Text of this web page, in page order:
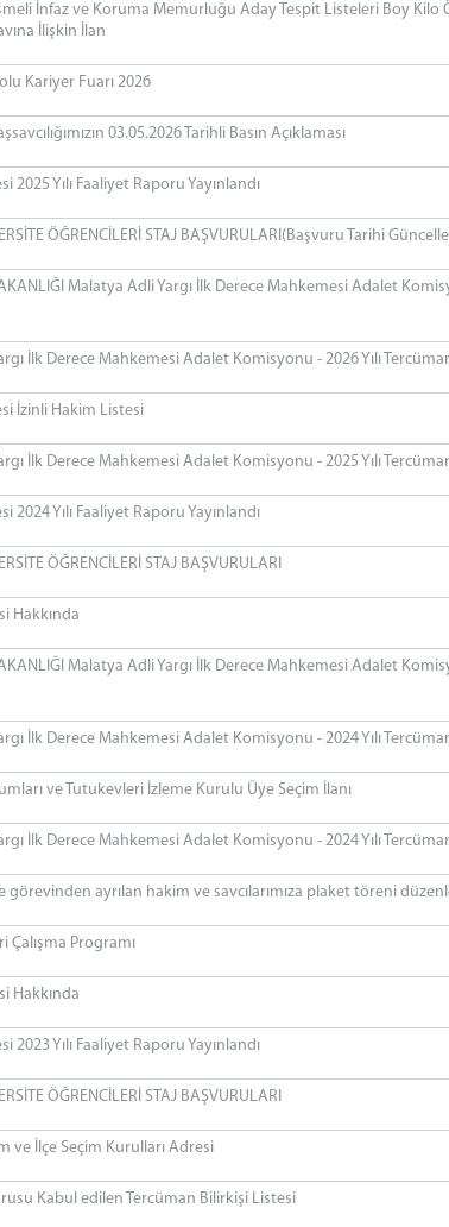
İnfaz ve Koruma Memurluğu Aday Tespit Listeleri Boy
İlişkin İlan
Kariyer Fuarı 2026
03.05.2026 Tarihli Basın Açıklaması
2025 Yılı Faaliyet Raporu Yayınlandı
ÖĞRENCİLERİ STAJ BAŞVURULARI(Başvuru Tarihi
Malatya Adli Yargı İlk Derece Mahkemesi Adalet
İlk Derece Mahkemesi Adalet Komisyonu - 2026 Yılı
İzinli Hakim Listesi
İlk Derece Mahkemesi Adalet Komisyonu - 2025 Yılı
2024 Yılı Faaliyet Raporu Yayınlandı
ÖĞRENCİLERİ STAJ BAŞVURULARI
Hakkında
Malatya Adli Yargı İlk Derece Mahkemesi Adalet
İlk Derece Mahkemesi Adalet Komisyonu - 2024 Yılı
ve Tutukevleri İzleme Kurulu Üye Seçim İlanı
İlk Derece Mahkemesi Adalet Komisyonu - 2024 Yılı
görevinden ayrılan hakim ve savcılarımıza plaket töreni
Çalışma Programı
Hakkında
2023 Yılı Faaliyet Raporu Yayınlandı
ÖĞRENCİLERİ STAJ BAŞVURULARI
ve İlçe Seçim Kurulları Adresi
Kabul edilen Tercüman Bilirkişi Listesi